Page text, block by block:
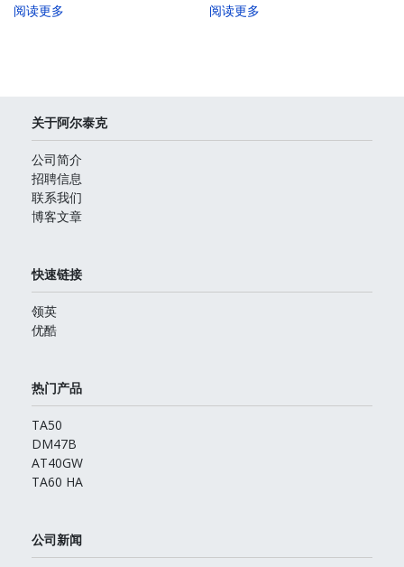
阅读更多 阅读更多
关于阿尔泰克
公司简介
招聘信息
联系我们
博客文章
快速链接
领英
优酷
热门产品
TA50
DM47B
AT40GW
TA60 HA
公司新闻